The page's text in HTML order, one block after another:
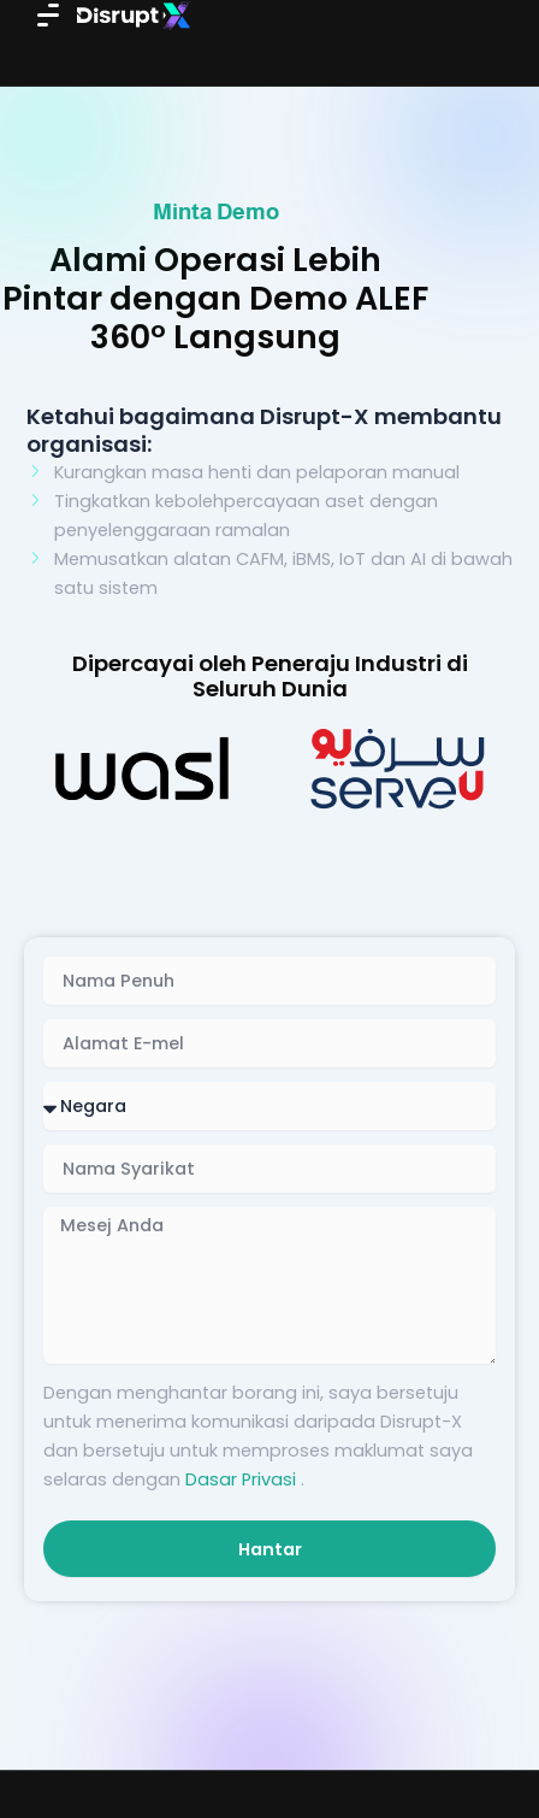
Minta Demo
Alami Operasi Lebih
Pintar dengan Demo ALEF
360° Langsung
Ketahui bagaimana Disrupt-X membantu
organisasi:
Kurangkan masa henti dan pelaporan manual
Tingkatkan kebolehpercayaan aset dengan
penyelenggaraan ramalan
Memusatkan alatan CAFM, iBMS, IoT dan AI di bawah
satu sistem
Dipercayai oleh Peneraju Industri di
Seluruh Dunia
mel
Syarikat
Mesej
Dengan menghantar borang ini, saya bersetuju
untuk menerima komunikasi daripada Disrupt-X
dan bersetuju untuk memproses maklumat saya
selaras dengan Dasar Privasi .
Hantar